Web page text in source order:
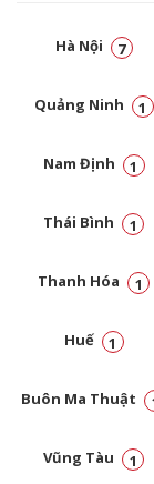
Hà Nội 7
Quảng Ninh 1
Nam Định 1
Thái Bình 1
Thanh Hóa 1
Huế 1
Buôn Ma Thuật
Vũng Tàu 1